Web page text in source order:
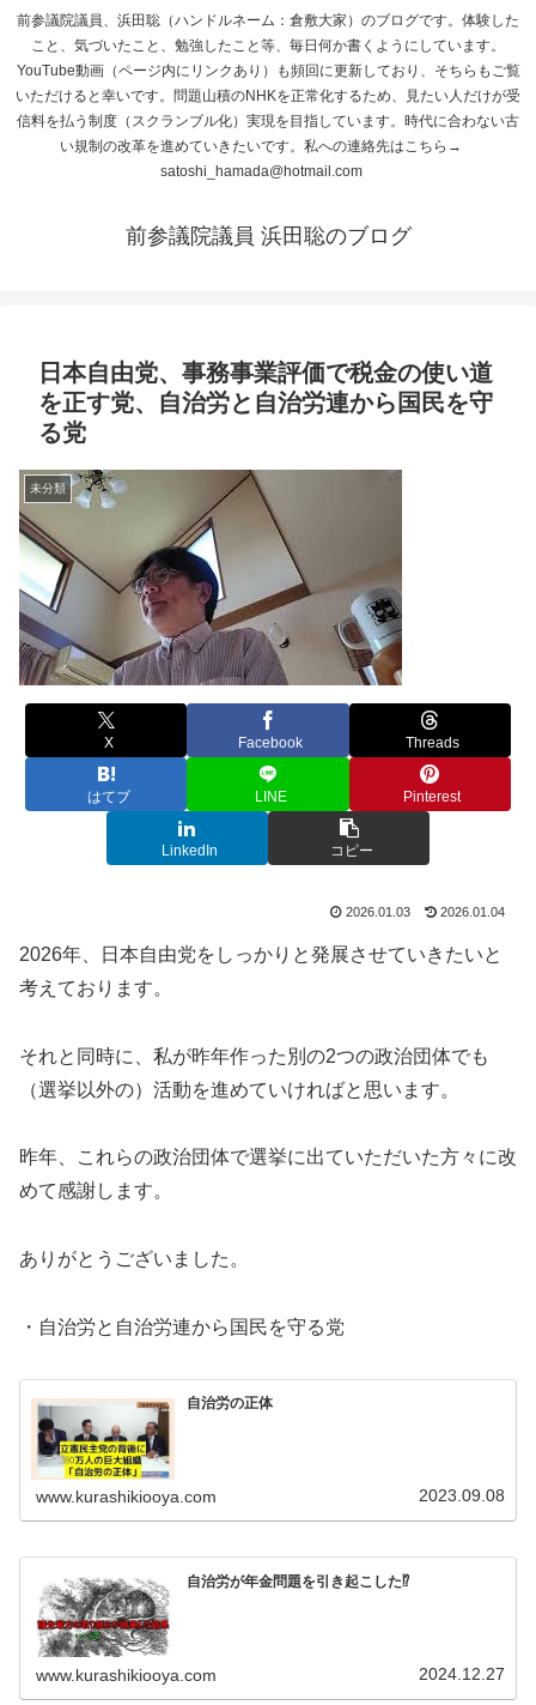
前参議院議員、浜田聡（ハンドルネーム：倉敷大家）のブログです。体験した
こと、気づいたこと、勉強したこと等、毎日何か書くようにしています。
YouTube動画（ページ内にリンクあり）も頻回に更新しており、そちらもご覧
いただけると幸いです。問題山積のNHKを正常化するため、見たい人だけが受
信料を払う制度（スクランブル化）実現を目指しています。時代に合わない古
い規制の改革を進めていきたいです。私への連絡先はこちら→
satoshi_hamada@hotmail.com
前参議院議員 浜田聡のブログ
日本自由党、事務事業評価で税金の使い道
を正す党、自治労と自治労連から国民を守
る党
未分類
X Facebook Threads
はてブ LINE Pinterest
LinkedIn コピー
2026.01.03 2026.01.04
2026年、日本自由党をしっかりと発展させていきたいと
考えております。
それと同時に、私が昨年作った別の2つの政治団体でも
（選挙以外の）活動を進めていければと思います。
昨年、これらの政治団体で選挙に出ていただいた方々に改
めて感謝します。
ありがとうございました。
・自治労と自治労連から国民を守る党
自治労の正体
www.kurashikiooya.com 2023.09.08
自治労が年金問題を引き起こした⁉
www.kurashikiooya.com 2024.12.27